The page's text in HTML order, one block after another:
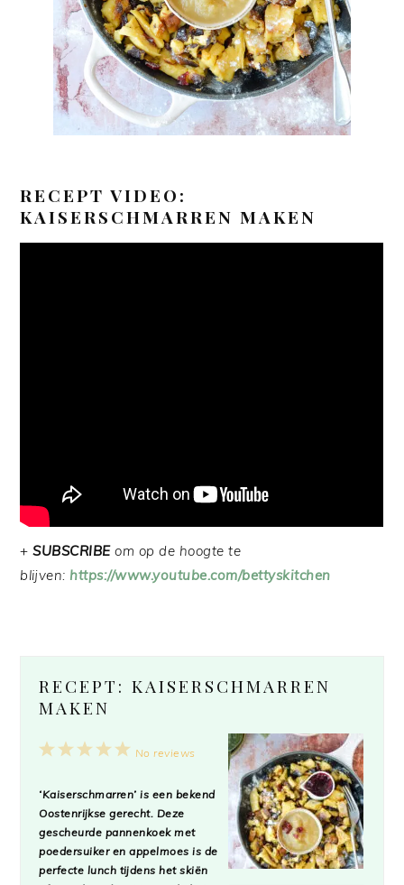
RECEPT VIDEO:
KAISERSCHMARREN MAKEN
+SUBSCRIBEom op de hoogte te
blijven: https://www.youtube.com/bettyskitchen
RECEPT: KAISERSCHMARREN
MAKEN
5
4
3
2
1
No reviews
‘Kaiserschmarren’ is een bekend
Oostenrijkse gerecht. Deze
gescheurde pannenkoek met
poedersuiker en appelmoes is de
perfecte lunch tijdens het skiën